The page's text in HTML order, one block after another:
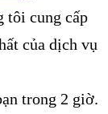
tôi cung cấp
của dịch vụ
trong 2 giờ.